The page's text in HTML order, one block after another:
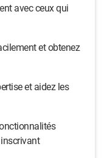
avec ceux qui
et obtenez
et aidez les